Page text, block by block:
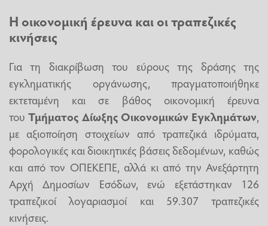
Η οικονομική έρευνα και οι τραπεζικές
κινήσεις
Για τη διακρίβωση του εύρους της δράσης της
εγκληματικής οργάνωσης, πραγματοποιήθηκε
εκτεταμένη και σε βάθος οικονομική έρευνα
τουΤμήματος Δίωξης Οικονομικών Εγκλημάτων,
με αξιοποίηση στοιχείων από τραπεζικά ιδρύματα,
φορολογικές και διοικητικές βάσεις δεδομένων, καθώς
και από τον ΟΠΕΚΕΠΕ, αλλά κι από την Ανεξάρτητη
Αρχή Δημοσίων Εσόδων, ενώ εξετάστηκαν 126
τραπεζικοί λογαριασμοί και 59.307 τραπεζικές
κινήσεις.